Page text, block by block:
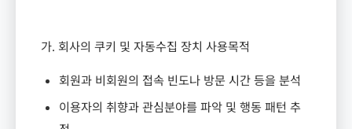
가. 회사의 쿠키 및 자동수집 장치 사용목적
회원과 비회원의 접속 빈도나 방문 시간 등을 분석
이용자의 취향과 관심분야를 파악 및 행동 패턴 추